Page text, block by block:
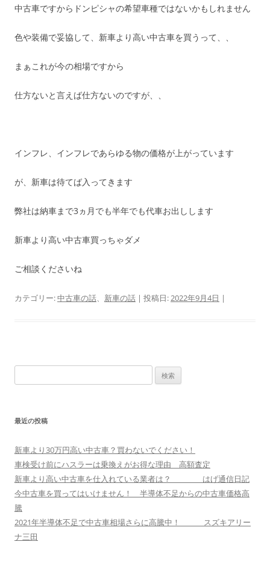
中古車ですからドンピシャの希望車種ではないかもしれません
色や装備で妥協して、新車より高い中古車を買うって、、
まぁこれが今の相場ですから
仕方ないと言えば仕方ないのですが、、
インフレ、インフレであらゆる物の価格が上がっています
が、新車は待てば入ってきます
弊社は納車まで3ヵ月でも半年でも代車お出しします
新車より高い中古車買っちゃダメ
ご相談くださいね
カテゴリー:中古車の話、 新車の話 | 投稿日:2022年9月4日 |
索:
最近の投稿
新車より30万円高い中古車？買わないでください！
車検受け前にハスラーは乗換えがお得な理由 高額査定
新車より高い中古車を仕入れている業者は？ はげ通信日記
今中古車を買ってはいけません！ 半導体不足からの中古車価格高
騰
2021年半導体不足で中古車相場さらに高騰中！ スズキアリー
ナ三田